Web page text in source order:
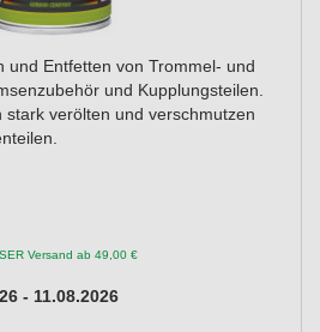
und Entfetten von Trommel- und
und Kupplungsteilen.
stark verölten und verschmutzen
Versand ab 49,00 €
- 11.08.2026